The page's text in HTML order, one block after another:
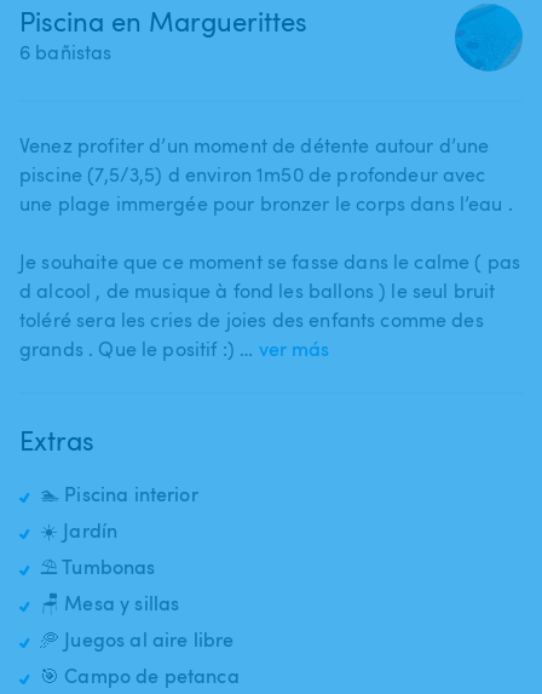
Piscina en Marguerittes
6 bañistas
Venez profiter d’un moment de détente autour d’une
piscine (7​,​5​/​3​,​5) d environ 1m50 de profondeur avec
une plage immergée pour bronzer le corps dans l’eau .
Je souhaite que ce moment se fasse dans le calme ( pas
d alcool ​,​ de musique à fond les ballons ) le seul bruit
toléré sera les cries de joies des enfants comme des
grands . Que le positif :) … ver más
Extras
🏊 Piscina interior
☀️ Jardín
⛱️ Tumbonas
🪑 Mesa y sillas
🥏 Juegos al aire libre
🎯 Campo de petanca